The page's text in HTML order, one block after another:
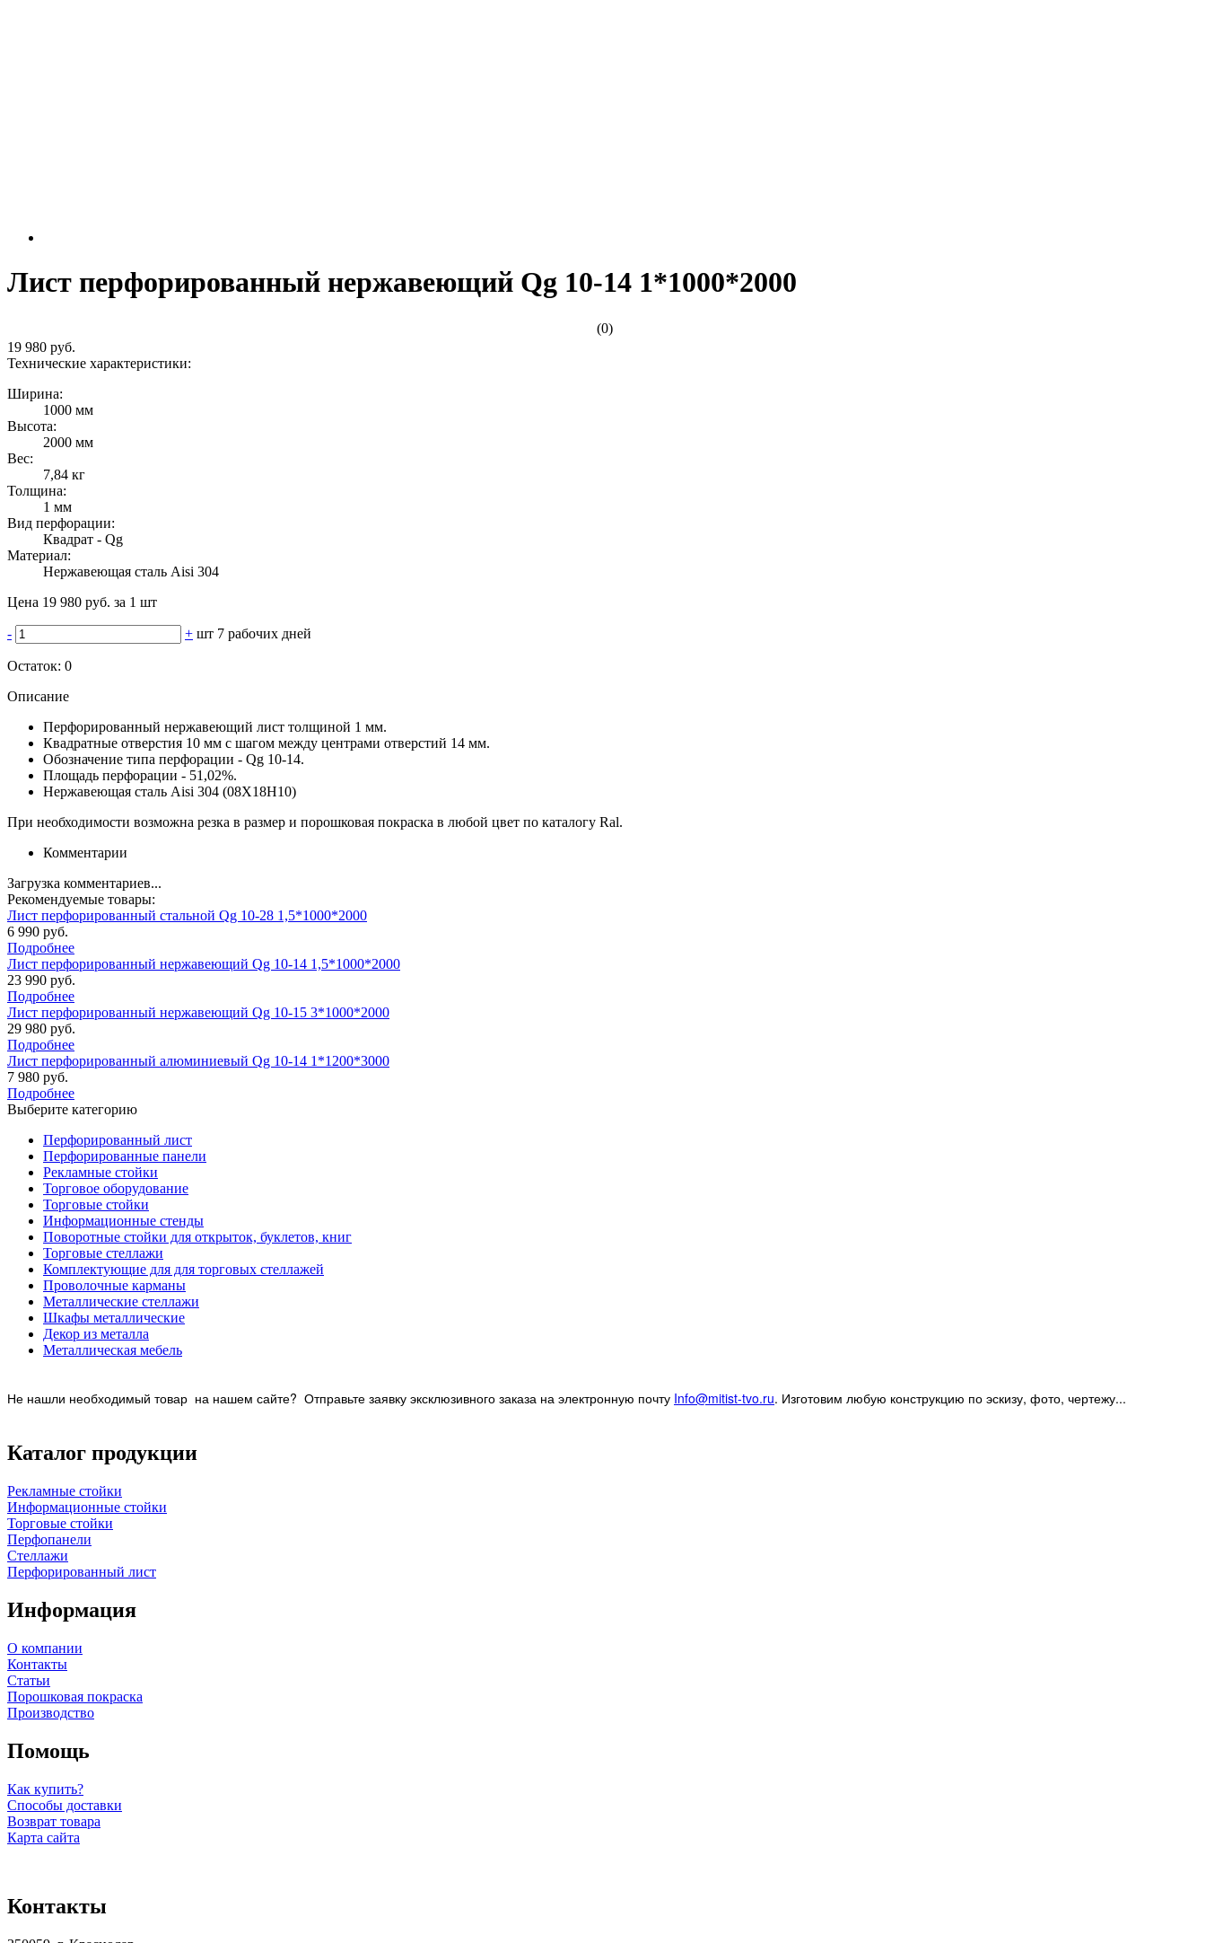
Лист перфорированный нержавеющий Qg 10-14 1*1000*2000
(0)
19 980 руб.
Технические характеристики:
Ширина:
1000 мм
Высота:
2000 мм
Вес:
7,84 кг
Толщина:
1 мм
Вид перфорации:
Квадрат - Qg
Материал:
Нержавеющая сталь Aisi 304
Цена 19 980 руб. за 1 шт
- + шт 7 рабочих дней
Остаток: 0
Описание
Перфорированный нержавеющий лист толщиной 1 мм.
Квадратные отверстия 10 мм с шагом между центрами отверстий 14 мм.
Обозначение типа перфорации - Qg 10-14.
Площадь перфорации - 51,02%.
Нержавеющая сталь Aisi 304 (08Х18Н10)
При необходимости возможна резка в размер и порошковая покраска в любой цвет по каталогу Ral.
Комментарии
Загрузка комментариев...
Рекомендуемые товары:
Лист перфорированный стальной Qg 10-28 1,5*1000*2000
6 990 руб.
Подробнее
Лист перфорированный нержавеющий Qg 10-14 1,5*1000*2000
23 990 руб.
Подробнее
Лист перфорированный нержавеющий Qg 10-15 3*1000*2000
29 980 руб.
Подробнее
Лист перфорированный алюминиевый Qg 10-14 1*1200*3000
7 980 руб.
Подробнее
Выберите категорию
Перфорированный лист
Перфорированные панели
Рекламные стойки
Торговое оборудование
Торговые стойки
Информационные стенды
Поворотные стойки для открыток, буклетов, книг
Торговые стеллажи
Комплектующие для для торговых стеллажей
Проволочные карманы
Металлические стеллажи
Шкафы металлические
Декор из металла
Металлическая мебель
Не нашли необходимый товар на нашем сайте? Отправьте заявку эксклюзивного заказа на электронную почту Info@mitist-tvo.ru. Изготовим любую конструкцию по эскизу, фото, чертежу...
Каталог продукции
Рекламные стойки
Информационные стойки
Торговые стойки
Перфопанели
Стеллажи
Перфорированный лист
Информация
О компании
Контакты
Статьи
Порошковая покраска
Производство
Помощь
Как купить?
Способы доставки
Возврат товара
Карта сайта
Контакты